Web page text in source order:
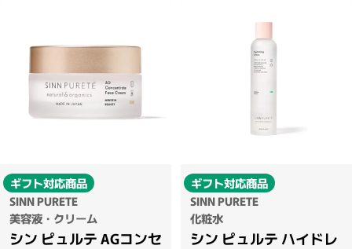
ギフト対応商品
SINN PURETE
美容液・クリーム
シン ピュルテ AGコンセ
ギフト対応商品
SINN PURETE
化粧水
シン ピュルテ ハイドレ